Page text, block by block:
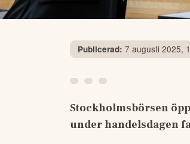
Publicerad: 7 augusti 2025,
Stockholmsbörsen
under handelsdagen